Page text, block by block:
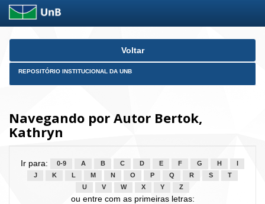
Skip
Voltar
REPOSITÓRIO INSTITUCIONAL DA UNB
Navegando por Autor Bertok,
Kathryn
Ir para: 0-9 A B C D E F G H
J
K L M N O P Q R S
T
U
V W X Y Z
ou entre com as primeiras letras: